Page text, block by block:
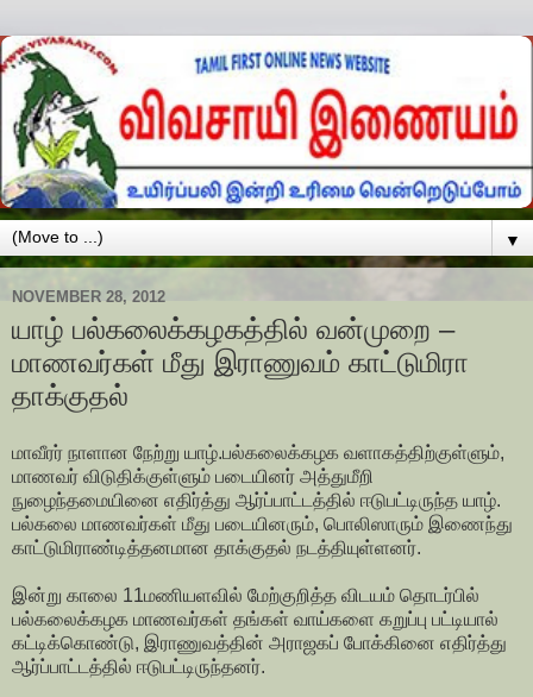
▼
NOVEMBER 28, 2012
யாழ் பல்கலைக்கழகத்தில் வன்முறை –
மாணவர்கள் மீது இராணுவம் காட்டுமிரா
தாக்குதல்
மாவீரர் நாளான நேற்று யாழ்.பல்கலைக்கழக வளாகத்திற்குள்ளும்,
மாணவர் விடுதிக்குள்ளும் படையினர் அத்துமீறி
நுழைந்தமையினை எதிர்த்து ஆர்ப்பாட்டத்தில் ஈடுபட்டிருந்த யாழ்.
பல்கலை மாணவர்கள் மீது படையினரும், பொலிஸாரும் இணைந்து
காட்டுமிராண்டித்தனமான தாக்குதல் நடத்தியுள்ளனர்.
இன்று காலை 11மணியளவில் மேற்குறித்த விடயம் தொடர்பில்
பல்கலைக்கழக மாணவர்கள் தங்கள் வாய்களை கறுப்பு பட்டியால்
கட்டிக்கொண்டு, இராணுவத்தின் அராஜகப் போக்கினை எதிர்த்து
ஆர்ப்பாட்டத்தில் ஈடுபட்டிருந்தனர்.